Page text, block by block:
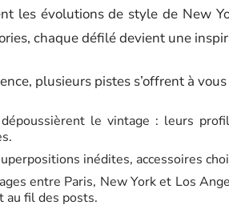
les évolutions de style de New
chaque défilé devient une
plusieurs pistes s’offrent à vous
le vintage : leurs
inédites, accessoires
entre Paris, New York et Los
au fil des posts.